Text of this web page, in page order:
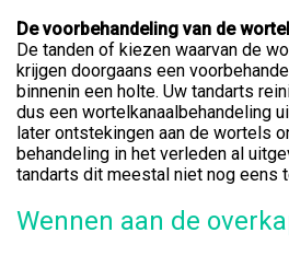
De voorbehandeling van de
De tanden of kiezen waarvan de
krijgen doorgaans een
binnenin een holte. Uw tandarts
dus een wortelkanaalbehandeling
later ontstekingen aan de wortels
behandeling in het verleden al
tandarts dit meestal niet nog eens
Wennen aan de